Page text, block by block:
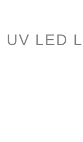
LED